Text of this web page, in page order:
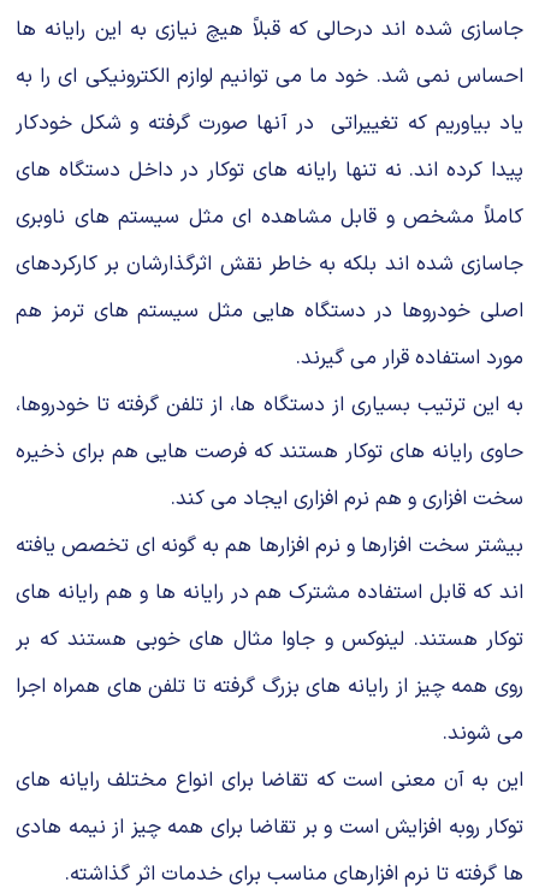
جاسازی شده اند درحالی كه قبلاً هیچ نیازی به این رایانه ها
احساس نمی شد. خود ما می توانیم لوازم الكترونیكی ای را به
یاد بیاوریم كه تغییراتی در آنها صورت گرفته و شكل خودكار
پیدا كرده اند. نه تنها رایانه های توكار در داخل دستگاه های
كاملاً مشخص و قابل مشاهده ای مثل سیستم های ناوبری
جاسازی شده اند بلكه به خاطر نقش اثرگذارشان بر كاركردهای
اصلی خودروها در دستگاه هایی مثل سیستم های ترمز هم
مورد استفاده قرار می گیرند.
به این ترتیب بسیاری از دستگاه ها، از تلفن گرفته تا خودروها،
حاوی رایانه های توكار هستند كه فرصت هایی هم برای ذخیره
سخت افزاری و هم نرم افزاری ایجاد می كند.
بیشتر سخت افزارها و نرم افزارها هم به گونه ای تخصص یافته
اند كه قابل استفاده مشترك هم در رایانه ها و هم رایانه های
توكار هستند. لینوكس و جاوا مثال های خوبی هستند كه بر
روی همه چیز از رایانه های بزرگ گرفته تا تلفن های همراه اجرا
می شوند.
این به آن معنی است كه تقاضا برای انواع مختلف رایانه های
توكار روبه افزایش است و بر تقاضا برای همه چیز از نیمه هادی
ها گرفته تا نرم افزارهای مناسب برای خدمات اثر گذاشته.